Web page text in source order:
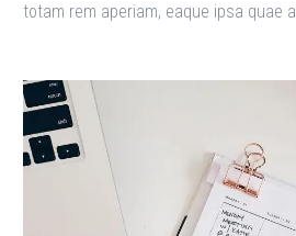
totam rem aperiam, eaque ipsa quae